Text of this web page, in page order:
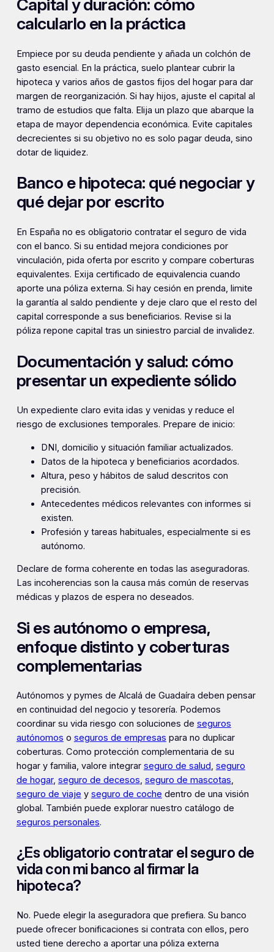
Capital y duración: cómo
calcularlo en la práctica
Empiece por su deuda pendiente y añada un colchón de
gasto esencial. En la práctica, suelo plantear cubrir la
hipoteca y varios años de gastos fijos del hogar para dar
margen de reorganización. Si hay hijos, ajuste el capital al
tramo de estudios que falta. Elija un plazo que abarque la
etapa de mayor dependencia económica. Evite capitales
decrecientes si su objetivo no es solo pagar deuda, sino
dotar de liquidez.
Banco e hipoteca: qué negociar y
qué dejar por escrito
En España no es obligatorio contratar el seguro de vida
con el banco. Si su entidad mejora condiciones por
vinculación, pida oferta por escrito y compare coberturas
equivalentes. Exija certificado de equivalencia cuando
aporte una póliza externa. Si hay cesión en prenda, limite
la garantía al saldo pendiente y deje claro que el resto del
capital corresponde a sus beneficiarios. Revise si la
póliza repone capital tras un siniestro parcial de invalidez.
Documentación y salud: cómo
presentar un expediente sólido
Un expediente claro evita idas y venidas y reduce el
riesgo de exclusiones temporales. Prepare de inicio:
DNI, domicilio y situación familiar actualizados.
Datos de la hipoteca y beneficiarios acordados.
Altura, peso y hábitos de salud descritos con
precisión.
Antecedentes médicos relevantes con informes si
existen.
Profesión y tareas habituales, especialmente si es
autónomo.
Declare de forma coherente en todas las aseguradoras.
Las incoherencias son la causa más común de reservas
médicas y plazos de espera no deseados.
Si es autónomo o empresa,
enfoque distinto y coberturas
complementarias
Autónomos y pymes de Alcalá de Guadaíra deben pensar
en continuidad del negocio y tesorería. Podemos
coordinar su vida riesgo con soluciones de seguros
autónomos o seguros de empresas para no duplicar
coberturas. Como protección complementaria de su
hogar y familia, valore integrar seguro de salud, seguro
de hogar, seguro de decesos, seguro de mascotas,
seguro de viaje y seguro de coche dentro de una visión
global. También puede explorar nuestro catálogo de
seguros personales.
¿Es obligatorio contratar el seguro de
vida con mi banco al firmar la
hipoteca?
No. Puede elegir la aseguradora que prefiera. Su banco
puede ofrecer bonificaciones si contrata con ellos, pero
usted tiene derecho a aportar una póliza externa